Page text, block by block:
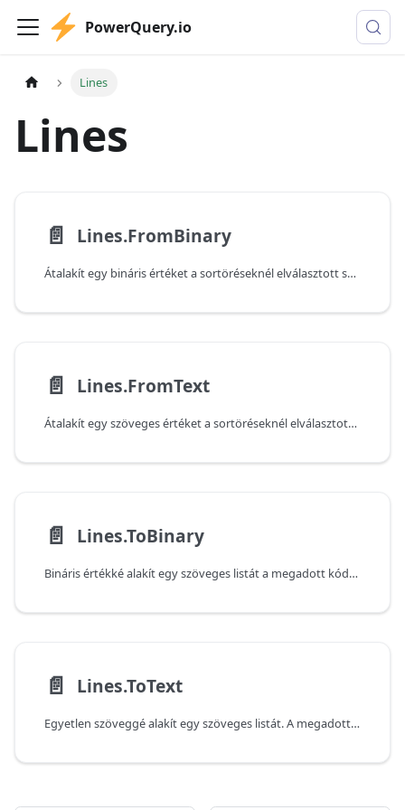
PowerQuery.io
Lines
Lines
📄️ Lines.FromBinary
Átalakít egy bináris értéket a sortöréseknél elválasztott szöveges értékekből álló listára. Ha az idézőjel stílusa meg van adva, a sortörések idézőjelek között jelenhetnek meg. Ha az includeLineSeparators értéke igaz, a sortörés karakterek a szöveg részét képezik.
📄️ Lines.FromText
Átalakít egy szöveges értéket a sortöréseknél elválasztott szöveges értékekből álló listára. Ha az includeLineSeparators értéke igaz, a sortörés karakterek a szöveg részét képezik.
📄️ Lines.ToBinary
Bináris értékké alakít egy szöveges listát a megadott kódolás és lineSeparator használatával. A megadott lineSeparator elválasztó mindegyik sorhoz hozzá lesz fűzve. Ha nincs megadva elválasztó, a program a kocsivissza és sortörés karaktereket használja sorelválasztóként.
📄️ Lines.ToText
Egyetlen szöveggé alakít egy szöveges listát. A megadott lineSeparator elválasztó mindegyik sorhoz hozzá lesz fűzve. Ha nincs megadva elválasztó, a program a kocsivissza és sortörés karaktereket használja sorelválasztóként.